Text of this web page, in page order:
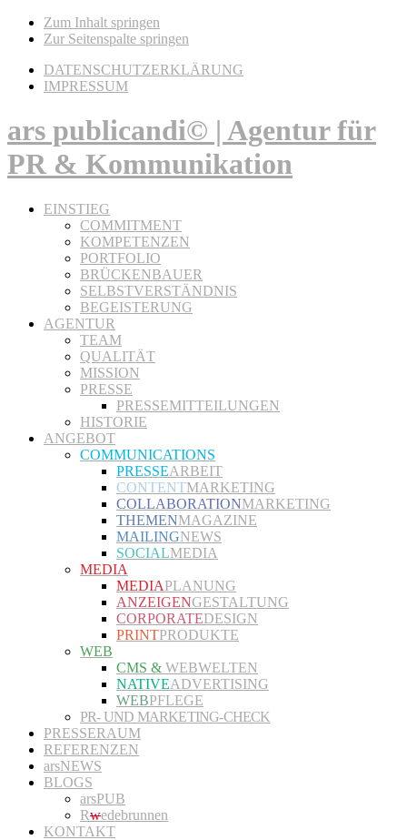
Zum Inhalt springen
Zur Seitenspalte springen
DATENSCHUTZERKLÄRUNG
IMPRESSUM
ars publicandi© | Agentur für
PR & Kommunikation
EINSTIEG
COMMITMENT
KOMPETENZEN
PORTFOLIO
BRÜCKENBAUER
SELBSTVERSTÄNDNIS
BEGEISTERUNG
AGENTUR
TEAM
QUALITÄT
MISSION
PRESSE
PRESSEMITTEILUNGEN
HISTORIE
ANGEBOT
COMMUNICATIONS
PRESSEARBEIT
CONTENTMARKETING
COLLABORATIONMARKETING
THEMENMAGAZINE
MAILINGNEWS
SOCIALMEDIA
MEDIA
MEDIAPLANUNG
ANZEIGENGESTALTUNG
CORPORATEDESIGN
PRINTPRODUKTE
WEB
CMS & WEBWELTEN
NATIVEADVERTISING
WEBPFLEGE
PR- UND MARKETING-CHECK
PRESSERAUM
REFERENZEN
arsNEWS
BLOGS
arsPUB
Rwedebrunnen
KONTAKT